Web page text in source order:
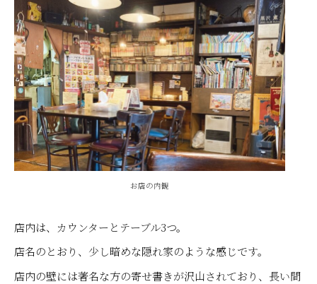
お店の内観
店内は、カウンターとテーブル3つ。
店名のとおり、少し暗めな隠れ家のような感じです。
店内の壁には著名な方の寄せ書きが沢山されており、長い間